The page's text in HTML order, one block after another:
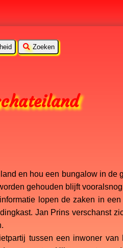
Zoeken
en hou een bungalow in de
gehouden blijft
lopen de zaken in
Jan Prins verschanst
tussen een inwoner